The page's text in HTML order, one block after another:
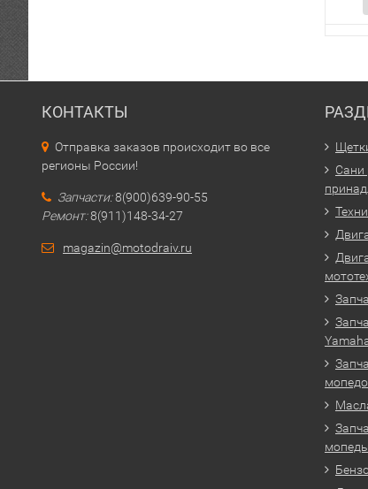
КОНТАКТЫ
Отправка заказов происходит во все
регионы России!
Запчасти:8(900)639-90-55
Ремонт:8(911)148-34-27
magazin@motodraiv.ru
Сани